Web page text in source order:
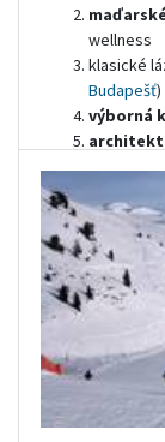
wellness
klasické
Budapešť)
výborná
světové
ideální
Doporučujeme
Balaton ,Hévíz